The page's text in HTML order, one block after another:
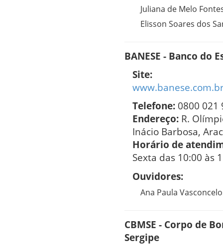
Juliana de Melo
Elisson Soares dos
BANESE - Banco do
Site:
Telefone: 0800 021
Endereço: R.
Inácio Barbosa,
Horário de
Sexta das 10:00 às
Ouvidores:
Ana Paula
CBMSE - Corpo de
Sergipe